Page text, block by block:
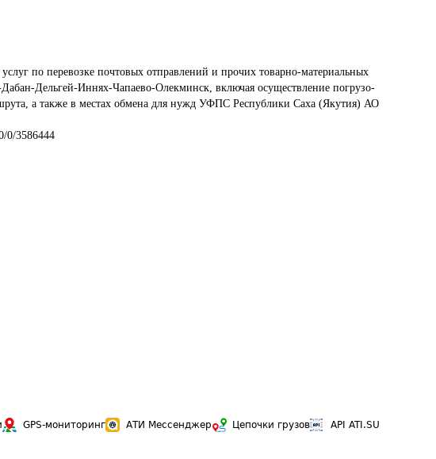
по перевозке почтовых отправлений и прочих товарно-материальных
Дельгей-Иннях-Чапаево-Олекминск, включая осуществление погрузо-
а также в местах обмена для нужд УФПС Республики Саха (Якутия) АО
0/3586444
GPS-мониторинг АТИ Мессенджер Цепочки грузов API ATI.SU